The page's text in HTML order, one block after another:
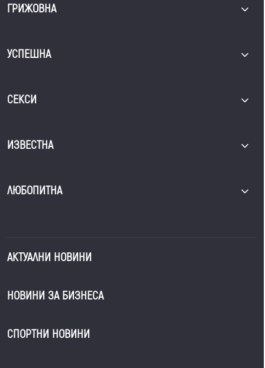
ГРИЖОВНА
УСПЕШНА
СЕКСИ
ИЗВЕСТНА
ЛЮБОПИТНА
АКТУАЛНИ НОВИНИ
НОВИНИ ЗА БИЗНЕСА
СПОРТНИ НОВИНИ